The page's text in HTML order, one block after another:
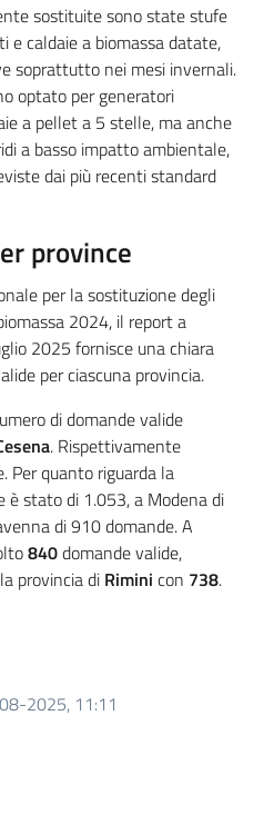
sostituite sono state stufe
e caldaie a biomassa datate,
soprattutto nei mesi invernali.
optato per generatori
a pellet a 5 stelle, ma anche
a basso impatto ambientale,
dai più recenti standard
province
per la sostituzione degli
2024, il report a
2025 fornisce una chiara
per ciascuna provincia.
di domande valide
. Rispettivamente
Per quanto riguarda la
è stato di 1.053, a Modena di
di 910 domande. A
840domande valide,
provincia di Rimini con 738.
2025, 11:11